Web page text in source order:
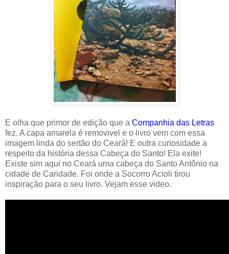
E olha que primor de edição que a Companhia das Letras
fez. A capa amarela é removivel e o livro vem com essa
imagem linda do sertão do Ceará! E outra curiosidade a
respeito da história dessa Cabeça do Santo! Ela exite!
Existe sim aqui no Ceará uma cabeça do Santo Antônio na
cidade de Caridade. Foi onde a Socorro Acioli tirou
inspiração para o seu livro. Vejam esse video.